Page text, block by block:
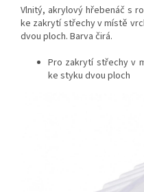
Vlnitý, akrylový hřebenáč s
ke zakrytí střechy v místě
dvou ploch. Barva čirá.
Pro zakrytí střechy v
ke styku dvou ploch